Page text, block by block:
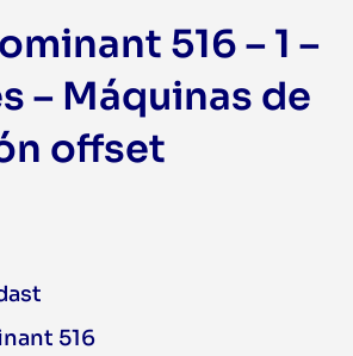
516 – 1 –
– Máquinas de
offset
516